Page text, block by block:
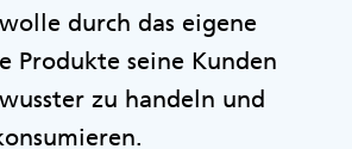
durch das eigene
Produkte seine Kunden
zu handeln und